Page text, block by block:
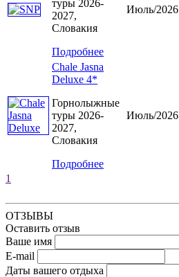
туры 2026-
2027,
Словакия
Подробнее
Июль/2026
Chale Jasna
Deluxe 4*
Горнолыжные
туры 2026-
2027,
Словакия
Подробнее
Июль/2026
1
ОТЗЫВЫ
Оставить отзыв
Ваше имя
E-mail
Даты вашего отдыха